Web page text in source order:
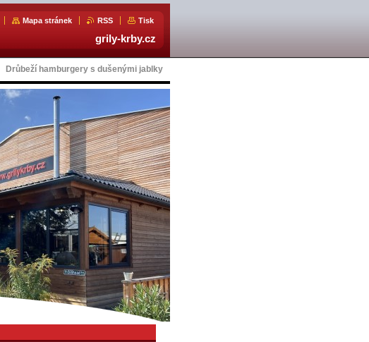
Mapa stránek RSS Tisk
grily-krby.cz
Drůbeží hamburgery s dušenými jablky